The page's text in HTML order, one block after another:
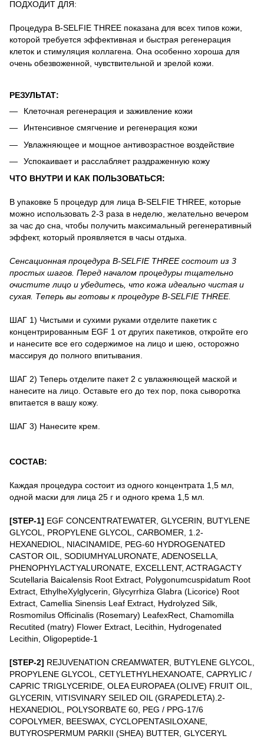
ПОДХОДИТ ДЛЯ:
Процедура B-SELFIE THREE показана для всех типов кожи,
которой требуется эффективная и быстрая регенерация
клеток и стимуляция коллагена. Она особенно хороша для
очень обезвоженной, чувствительной и зрелой кожи.
РЕЗУЛЬТАТ:
Клеточная регенерация и заживление кожи
Интенсивное смягчение и регенерация кожи
Увлажняющее и мощное антивозрастное воздействие
Успокаивает и расслабляет раздраженную кожу
ЧТО ВНУТРИ И КАК ПОЛЬЗОВАТЬСЯ:
В упаковке 5 процедур для лица B-SELFIE THREE, которые
можно использовать 2-3 раза в неделю, желательно вечером
за час до сна, чтобы получить максимальный регенеративный
эффект, который проявляется в часы отдыха.
Сенсационная процедура B-SELFIE THREE состоит из 3
простых шагов. Перед началом процедуры тщательно
очистите лицо и убедитесь, что кожа идеально чистая и
сухая. Теперь вы готовы к процедуре B-SELFIE THREE.
ШАГ 1) Чистыми и сухими руками отделите пакетик с
концентрированным EGF 1 от других пакетиков, откройте его
и нанесите все его содержимое на лицо и шею, осторожно
массируя до полного впитывания.
ШАГ 2) Теперь отделите пакет 2 с увлажняющей маской и
нанесите на лицо. Оставьте его до тех пор, пока сыворотка
впитается в вашу кожу.
ШАГ 3) Нанесите крем.
СОСТАВ:
Каждая процедура состоит из одного концентрата 1,5 мл,
одной маски для лица 25 г и одного крема 1,5 мл.
[STEP-1] EGF CONCENTRATEWATER, GLYCERIN, BUTYLENE
GLYCOL, PROPYLENE GLYCOL, CARBOMER, 1.2-
HEXANEDIOL, NIACINAMIDE, PEG-60 HYDROGENATED
CASTOR OIL, SODIUMHYALURONATE, ADENOSELLA,
PHENOPHYLACTYALURONATE, EXCELLENT, ACTRAGACTY
Scutellaria Baicalensis Root Extract, Polygonumcuspidatum Root
Extract, EthylheXylglycerin, Glycyrrhiza Glabra (Licorice) Root
Extract, Camellia Sinensis Leaf Extract, Hydrolyzed Silk,
Rosmomilus Officinalis (Rosemary) LeafexRect, Chamomilla
Recutited (matry) Flower Extract, Lecithin, Hydrogenated
Lecithin, Oligopeptide-1
[STEP-2] REJUVENATION CREAMWATER, BUTYLENE GLYCOL,
PROPYLENE GLYCOL, CETYLETHYLHEXANOATE, CAPRYLIC /
CAPRIC TRIGLYCERIDE, OLEA EUROPAEA (OLIVE) FRUIT OIL,
GLYCERIN, VITISVINARY SEILED OIL (GRAPEDLETA).2-
HEXANEDIOL, POLYSORBATE 60, PEG / PPG-17/6
COPOLYMER, BEESWAX, CYCLOPENTASILOXANE,
BUTYROSPERMUM PARKII (SHEA) BUTTER, GLYCERYL